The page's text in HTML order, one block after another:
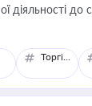
діяльності до
Торгівля